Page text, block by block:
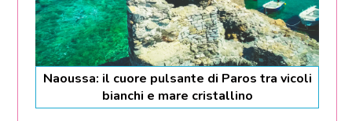
Naoussa: il cuore pulsante di Paros tra vicoli
bianchi e mare cristallino